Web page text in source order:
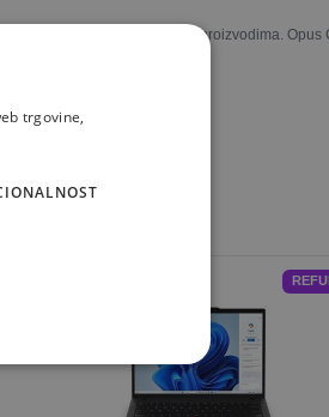
odgovarati stvarnim proizvodima. Opus
trgovine,